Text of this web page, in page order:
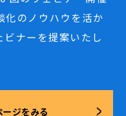
化のノウハウを活か
ビナーを提案いたし
ジをみる